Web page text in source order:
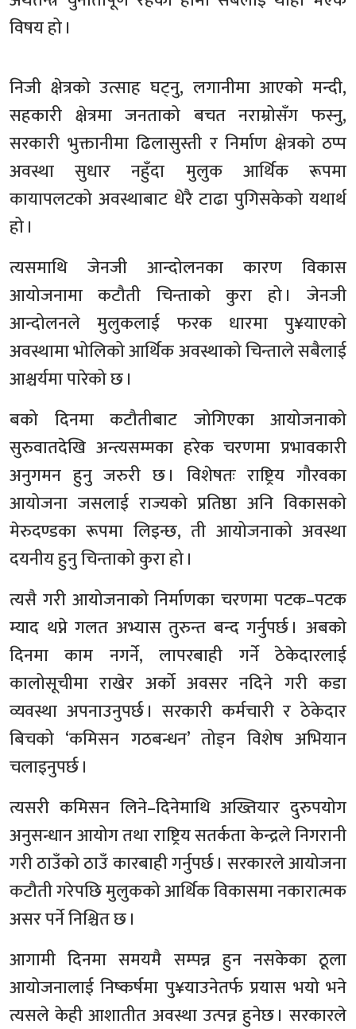
विषय हो ।
निजी क्षेत्रको उत्साह घट्नु, लगानीमा आएको मन्दी,
सहकारी क्षेत्रमा जनताको बचत नराम्रोसँग फस्नु,
सरकारी भुक्तानीमा ढिलासुस्ती र निर्माण क्षेत्रको ठप्प
अवस्था सुधार नहुँदा मुलुक आर्थिक रूपमा
कायापलटको अवस्थाबाट धेरै टाढा पुगिसकेको यथार्थ
हो ।
त्यसमाथि जेनजी आन्दोलनका कारण विकास
आयोजनामा कटौती चिन्ताको कुरा हो । जेनजी
आन्दोलनले मुलुकलाई फरक धारमा पु¥याएको
अवस्थामा भोलिको आर्थिक अवस्थाको चिन्ताले सबैलाई
आश्चर्यमा पारेको छ ।
बको दिनमा कटौतीबाट जोगिएका आयोजनाको
सुरुवातदेखि अन्त्यसम्मका हरेक चरणमा प्रभावकारी
अनुगमन हुनु जरुरी छ । विशेषतः राष्ट्रिय गौरवका
आयोजना जसलाई राज्यको प्रतिष्ठा अनि विकासको
मेरुदण्डका रूपमा लिइन्छ, ती आयोजनाको अवस्था
दयनीय हुनु चिन्ताको कुरा हो ।
त्यसै गरी आयोजनाको निर्माणका चरणमा पटक–पटक
म्याद थप्ने गलत अभ्यास तुरुन्त बन्द गर्नुपर्छ । अबको
दिनमा काम नगर्ने, लापरबाही गर्ने ठेकेदारलाई
कालोसूचीमा राखेर अर्को अवसर नदिने गरी कडा
व्यवस्था अपनाउनुपर्छ । सरकारी कर्मचारी र ठेकेदार
बिचको ‘कमिसन गठबन्धन’ तोड्न विशेष अभियान
चलाइनुपर्छ ।
त्यसरी कमिसन लिने–दिनेमाथि अख्तियार दुरुपयोग
अनुसन्धान आयोग तथा राष्ट्रिय सतर्कता केन्द्रले निगरानी
गरी ठाउँको ठाउँ कारबाही गर्नुपर्छ । सरकारले आयोजना
कटौती गरेपछि मुलुकको आर्थिक विकासमा नकारात्मक
असर पर्ने निश्चित छ ।
आगामी दिनमा समयमै सम्पन्न हुन नसकेका ठूला
आयोजनालाई निष्कर्षमा पु¥याउनेतर्फ प्रयास भयो भने
त्यसले केही आशातीत अवस्था उत्पन्न हुनेछ । सरकारले